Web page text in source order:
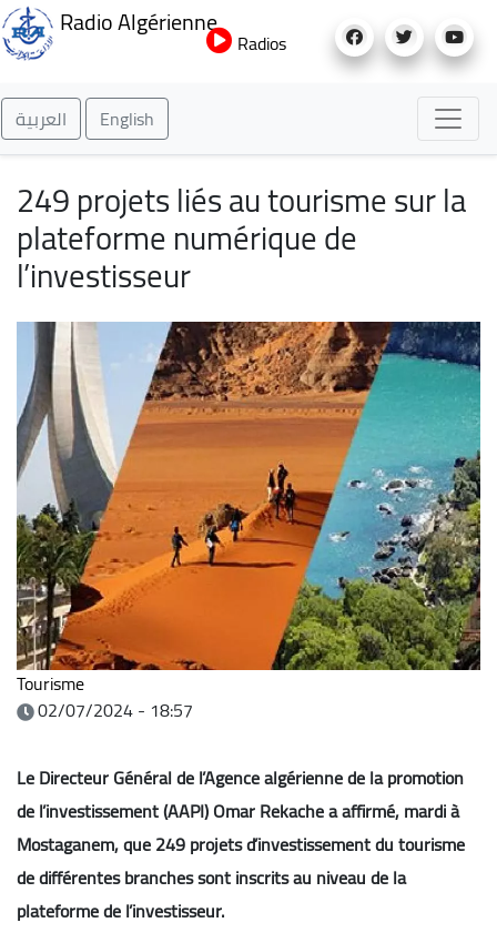
au
Radio Algérienne
Radios
العربية English
249 projets liés au tourisme sur la
plateforme numérique de
l’investisseur
Tourisme
02/07/2024 - 18:57
Le Directeur Général de l’Agence algérienne de la promotion
de l’investissement (AAPI) Omar Rekache a affirmé, mardi à
Mostaganem, que 249 projets d’investissement du tourisme
de différentes branches sont inscrits au niveau de la
plateforme de l’investisseur.